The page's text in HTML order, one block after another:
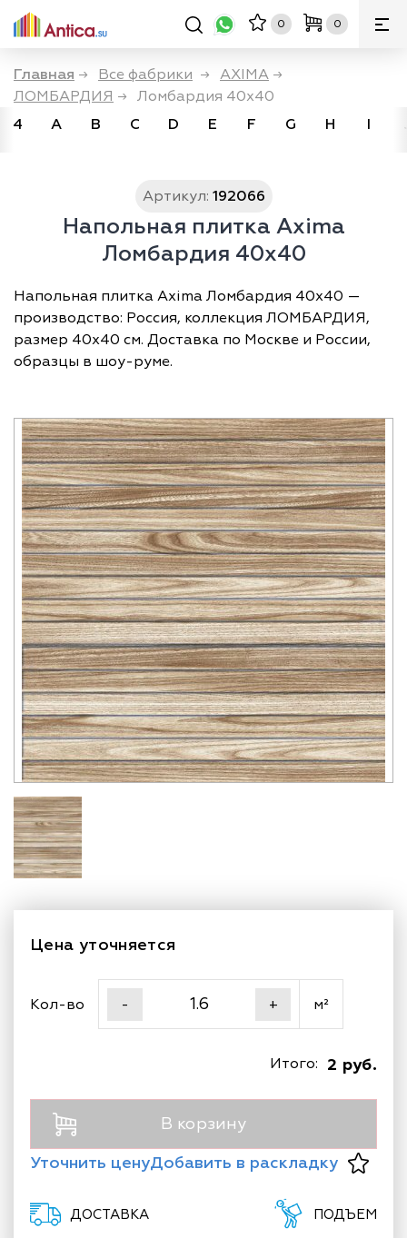
0 0
Главная → Все фабрики → AXIMA →
ЛОМБАРДИЯ → Ломбардия 40x40
4
A B C D E F G H I
Артикул: 192066
Напольная плитка Axima
Ломбардия 40x40
Напольная плитка Axima Ломбардия 40x40 —
производство: Россия, коллекция ЛОМБАРДИЯ,
размер 40х40 см. Доставка по Москве и России,
образцы в шоу-руме.
Цена уточняется
Кол-во - + м²
2 руб.
Итого:
В корзину
Уточнить ценуДобавить в раскладку
ДОСТАВКА ПОДЪЕМ